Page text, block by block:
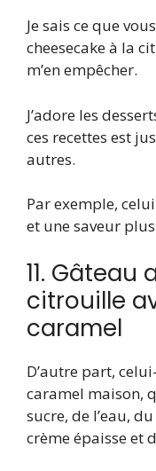
Je sais ce que
cheesecake à la
m’en empêcher.
J’adore les
ces recettes est
autres.
Par exemple,
et une saveur
11.
citrouille
caramel
D’autre part,
caramel maison,
sucre, de l’eau,
crème épaisse et